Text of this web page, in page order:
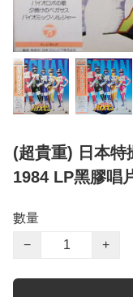
(超貴重) 日本特
1984 LP黑膠唱
數量
−
+